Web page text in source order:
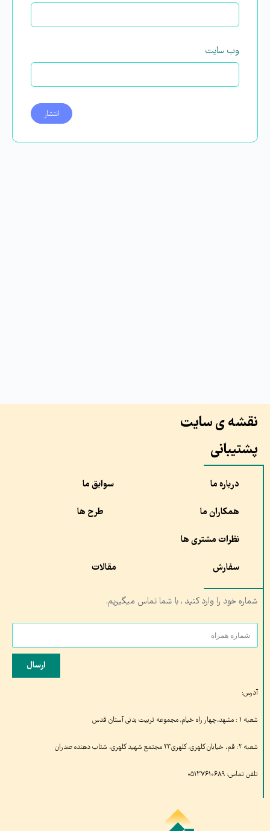
وب‌ سایت
نقشه ی سایت
پشتیبانی
درباره ما سوابق ما
همکاران ما طرح ها
نظرات مشتری ها
سفارش مقالات
شماره خود را وارد کنید , با شما تماس میگیریم.
ارسال
آدرس:
شعبه ۱ : مشهد،چهار راه خیام, مجموعه تربیت بدنی آستان قدس
شعبه ۲: قم، خیابان کلهری، کلهری۲۳ مجتمع شهید کلهری، شتاب دهنده صدران
تلفن تماس: ۰۵۱۳۷۶۱۰۶۸۹